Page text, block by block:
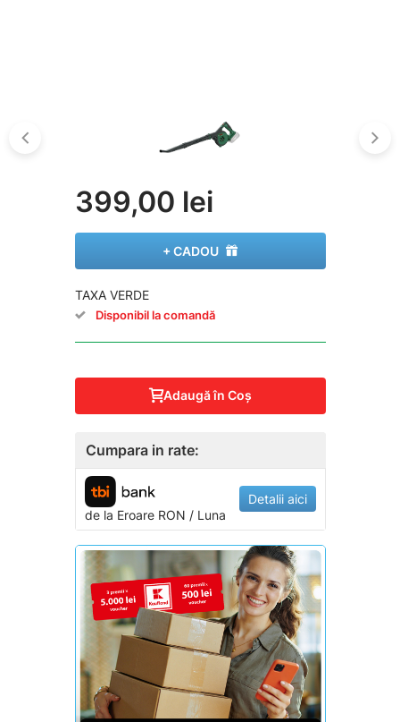
399,00 lei
+ CADOU
TAXA VERDE
Disponibil la comandă
Adaugă în Coş
Cumpara in rate:
de la EroareRON / Luna
Detalii aici